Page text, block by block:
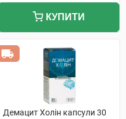
КУПИТИ
Демацит Холін капсули 30